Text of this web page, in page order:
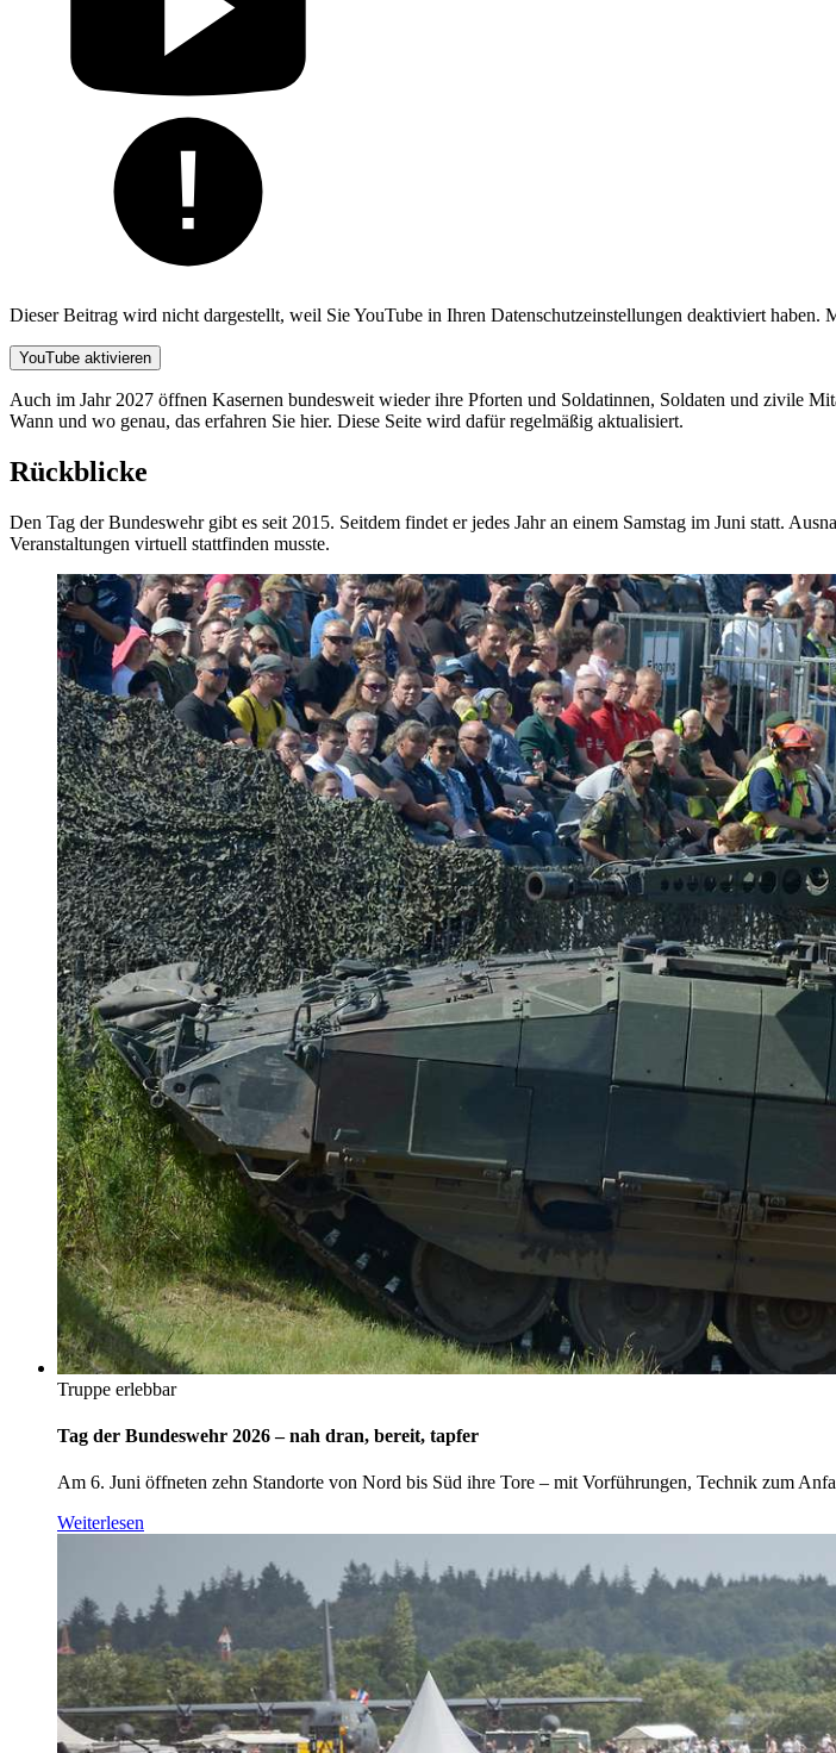
Dieser Beitrag wird nicht dargestellt, weil Sie YouTube in Ihren Datenschutzeinstellungen deaktiviert haben.
YouTube aktivieren
Auch im Jahr 2027 öffnen Kasernen bundesweit wieder ihre Pforten und Soldatinnen, Soldaten und zivile
Wann und wo genau, das erfahren Sie hier. Diese Seite wird dafür regelmäßig aktualisiert.
Rückblicke
Den Tag der Bundeswehr gibt es seit 2015. Seitdem findet er jedes Jahr an einem Samstag im Juni statt.
Veranstaltungen virtuell stattfinden musste.
Truppe erlebbar
Tag der Bundeswehr 2026 – nah dran, bereit, tapfer
Am 6. Juni öffneten zehn Standorte von Nord bis Süd ihre Tore – mit Vorführungen, Technik zum
Weiterlesen